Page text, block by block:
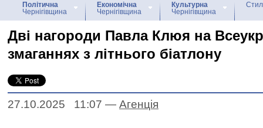
Політична
Чернігівщина
Економічна
Чернігівщина
Культурна
Чернігівщина
Дві нагороди Павла Клюя на
змаганнях з літнього біатлону
27.10.2025 11:07 — Агенцiя